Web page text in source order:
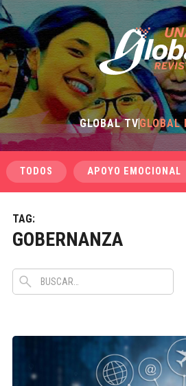
GLOBAL TVGLOBAL
TODOS APOYO EMOCIONAL
TAG:
GOBERNANZA